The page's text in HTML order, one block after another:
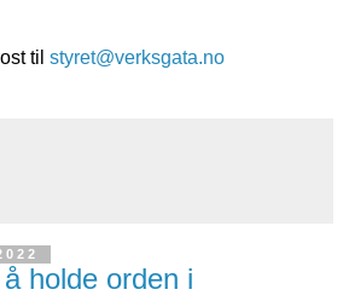
til styret@verksgata.no
holde orden i